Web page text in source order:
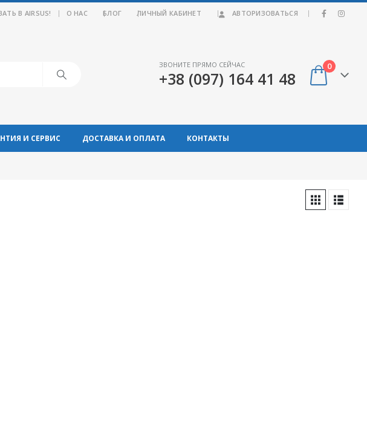
В AIRSUS! | О НАС БЛОГ ЛИЧНЫЙ КАБИНЕТ АВТОРИЗОВАТЬСЯ |
ЗВОНИТЕ ПРЯМО СЕЙЧАС
+38 (097) 164 41 48
0
И СЕРВИС ДОСТАВКА И ОПЛАТА КОНТАКТЫ